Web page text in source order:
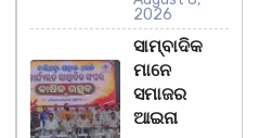
2026
ସାମ୍ବାଦିକ
ମାନେ
ସମାଜର
ଆଇନା